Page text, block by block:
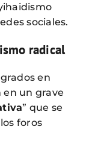
sociales.
radical
en
en un grave
” que se
foros